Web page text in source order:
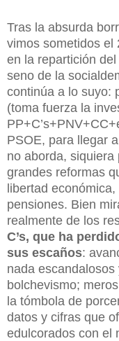
Tras la absurda
vimos sometidos el
en la repartición
seno de la
continúa a lo suyo:
(toma fuerza la
PSOE, para llegar
no aborda,
grandes reformas
libertad
pensiones. Bien
realmente de los
C’s, que ha
sus escaños:
nada
bolchevismo;
la tómbola de
datos y cifras que
edulcorados con el